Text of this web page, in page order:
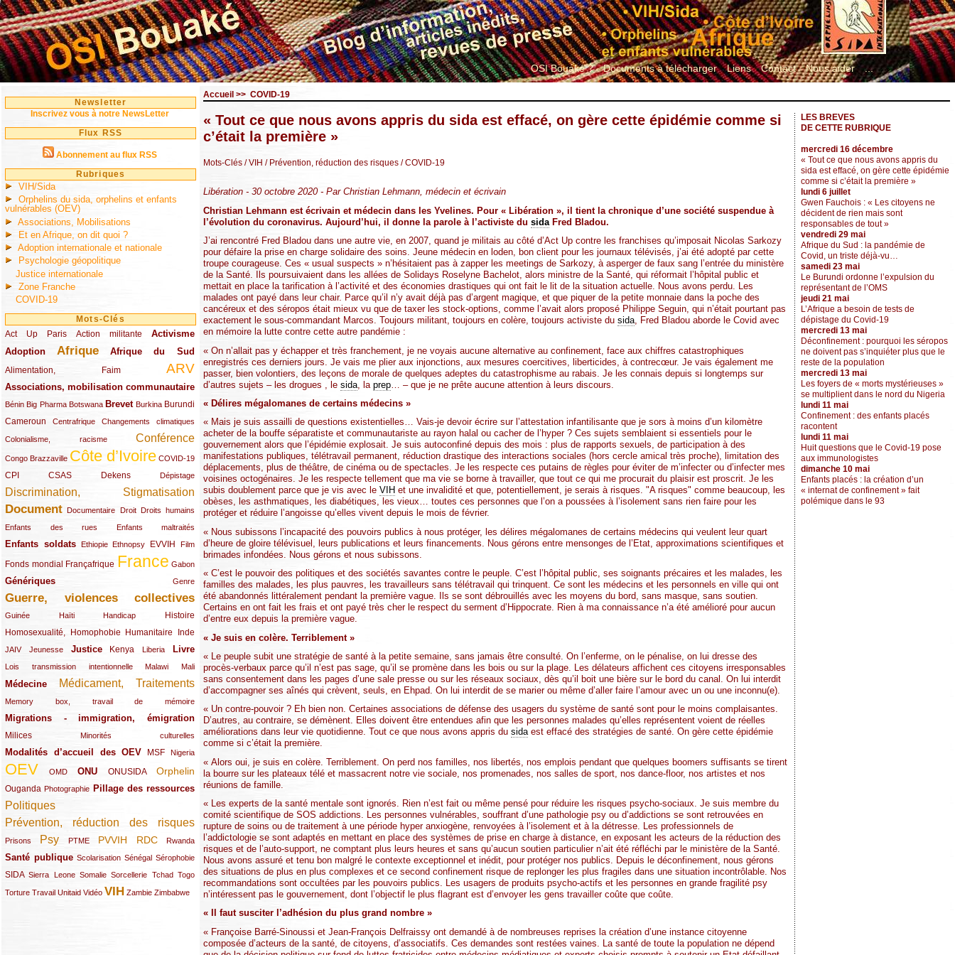
OSI Bouaké ? Documents à télécharger Liens Contact Nous aider ...
Newsletter
Inscrivez vous à notre NewsLetter
Flux RSS
Abonnement au flux RSS
Rubriques
VIH/Sida
Orphelins du sida, orphelins et enfants
vulnérables (OEV)
Associations, Mobilisations
Et en Afrique, on dit quoi ?
Adoption internationale et nationale
Psychologie géopolitique
Justice internationale
Zone Franche
COVID-19
Mots-Clés
Act Up Paris
(49/289) Action militante
(32/289) Activisme
(73/289)
Adoption
(82/289) Afrique
(161/289) Afrique du Sud
(73/289)
Alimentation, Faim
(48/289) ARV
(203/289)
Associations, mobilisation communautaire
(65/289)
Bénin
(13/289)Big Pharma
(16/289) Botswana
(9/289) Brevet
(83/289) Burkina
(18/289) Burundi
(30/289)
Cameroun
(47/289) Centrafrique
(23/289) Changements climatiques
(10/289)
Colonialisme, racisme
(19/289) Conférence
(118/289)
Congo Brazzaville
(24/289) Côte d’Ivoire
(263/289) COVID-19
(13/289)
CPI
(48/289) CSAS
(32/289) Dekens
(29/289) Dépistage
(19/289)
Discrimination, Stigmatisation
(131/289)
Document
(145/289) Documentaire
(9/289) Droit
(20/289) Droits humains
(22/289)
Enfants des rues
(21/289) Enfants maltraités
(10/289)
Enfants soldats
(68/289) Ethiopie
(12/289) Ethnopsy
(15/289) EVVIH
(55/289) Film
(22/289)
Fonds mondial
(48/289) Françafrique
(39/289) France
(289/289) Gabon
(12/289)
Génériques
(59/289) Genre
(22/289)
Guerre, violences collectives
(149/289)
Guinée
(12/289) Haïti
(15/289) Handicap
(10/289) Histoire
(49/289)
Homosexualité, Homophobie
(44/289) Humanitaire
(47/289) Inde
(34/289)
JAIV
(10/289)Jeunesse
(21/289) Justice
(65/289) Kenya
(35/289) Liberia
(25/289) Livre
(62/289)
Lois transmission intentionnelle
(24/289) Malawi
(11/289) Mali
(21/289)
Médecine
(62/289) Médicament, Traitements
(142/289)
Memory box, travail de mémoire
(11/289)
Migrations - immigration, émigration
(67/289)
Milices
(34/289) Minorités culturelles
(15/289)
Modalités d’accueil des OEV
(58/289) MSF
(54/289) Nigeria
(27/289)
OEV
(269/289) OMD
(26/289) ONU
(58/289) ONUSIDA
(44/289) Orphelin
(112/289)
Ouganda
(29/289) Photographie
(27/289) Pillage des ressources
(77/289)
Politiques
(120/289)
Prévention, réduction des risques
(131/289)
Prisons
(22/289) Psy
(119/289) PTME
(12/289) PVVIH
(111/289) RDC
(104/289) Rwanda
(23/289)
Santé publique
(59/289) Scolarisation
(9/289) Sénégal
(13/289) Sérophobie
(19/289)
SIDA
(29/289)Sierra Leone
(13/289) Somalie
(12/289) Sorcellerie
(19/289) Tchad
(10/289) Togo
(15/289)
Torture
(17/289)Travail
(21/289) Unitaid
(26/289) Vidéo
(23/289) VIH
(154/289) Zambie
(12/289) Zimbabwe
(21/289)
Accueil >> COVID-19
« Tout ce que nous avons appris du sida est effacé, on gère cette épidémie comme si
c’était la première »
Mots-Clés / VIH / Prévention, réduction des risques / COVID-19
Libération - 30 octobre 2020 - Par Christian Lehmann, médecin et écrivain
Christian Lehmann est écrivain et médecin dans les Yvelines. Pour « Libération », il tient la chronique d’une société suspendue à
l’évolution du coronavirus. Aujourd’hui, il donne la parole à l’activiste du sida Fred Bladou.
J’ai rencontré Fred Bladou dans une autre vie, en 2007, quand je militais au côté d’Act Up contre les franchises qu’imposait Nicolas Sarkozy
pour défaire la prise en charge solidaire des soins. Jeune médecin en loden, bon client pour les journaux télévisés, j’ai été adopté par cette
troupe courageuse. Ces « usual suspects » n’hésitaient pas à zapper les meetings de Sarkozy, à asperger de faux sang l’entrée du ministère
de la Santé. Ils poursuivaient dans les allées de Solidays Roselyne Bachelot, alors ministre de la Santé, qui réformait l’hôpital public et
mettait en place la tarification à l’activité et des économies drastiques qui ont fait le lit de la situation actuelle. Nous avons perdu. Les
malades ont payé dans leur chair. Parce qu’il n’y avait déjà pas d’argent magique, et que piquer de la petite monnaie dans la poche des
cancéreux et des séropos était mieux vu que de taxer les stock-options, comme l’avait alors proposé Philippe Seguin, qui n’était pourtant pas
exactement le sous-commandant Marcos. Toujours militant, toujours en colère, toujours activiste du sida, Fred Bladou aborde le Covid avec
en mémoire la lutte contre cette autre pandémie :
« On n’allait pas y échapper et très franchement, je ne voyais aucune alternative au confinement, face aux chiffres catastrophiques
enregistrés ces derniers jours. Je vais me plier aux injonctions, aux mesures coercitives, liberticides, à contrecœur. Je vais également me
passer, bien volontiers, des leçons de morale de quelques adeptes du catastrophisme au rabais. Je les connais depuis si longtemps sur
d’autres sujets – les drogues , le sida , la prep … – que je ne prête aucune attention à leurs discours.
« Délires mégalomanes de certains médecins »
« Mais je suis assailli de questions existentielles… Vais-je devoir écrire sur l’attestation infantilisante que je sors à moins d’un kilomètre
acheter de la bouffe séparatiste et communautariste au rayon halal ou cacher de l’hyper ? Ces sujets semblaient si essentiels pour le
gouvernement alors que l’épidémie explosait. Je suis autoconfiné depuis des mois : plus de rapports sexuels, de participation à des
manifestations publiques, télétravail permanent, réduction drastique des interactions sociales (hors cercle amical très proche), limitation des
déplacements, plus de théâtre, de cinéma ou de spectacles. Je les respecte ces putains de règles pour éviter de m’infecter ou d’infecter mes
voisines octogénaires. Je les respecte tellement que ma vie se borne à travailler, que tout ce qui me procurait du plaisir est proscrit. Je les
subis doublement parce que je vis avec le VIH et une invalidité et que, potentiellement, je serais à risques. "A risques" comme beaucoup, les
obèses, les asthmatiques, les diabétiques, les vieux… toutes ces personnes que l’on a poussées à l’isolement sans rien faire pour les
protéger et réduire l’angoisse qu’elles vivent depuis le mois de février.
« Nous subissons l’incapacité des pouvoirs publics à nous protéger, les délires mégalomanes de certains médecins qui veulent leur quart
d’heure de gloire télévisuel, leurs publications et leurs financements. Nous gérons entre mensonges de l’Etat, approximations scientifiques et
brimades infondées. Nous gérons et nous subissons.
« C’est le pouvoir des politiques et des sociétés savantes contre le peuple. C’est l’hôpital public, ses soignants précaires et les malades, les
familles des malades, les plus pauvres, les travailleurs sans télétravail qui trinquent. Ce sont les médecins et les personnels en ville qui ont
été abandonnés littéralement pendant la première vague. Ils se sont débrouillés avec les moyens du bord, sans masque, sans soutien.
Certains en ont fait les frais et ont payé très cher le respect du serment d’Hippocrate. Rien à ma connaissance n’a été amélioré pour aucun
d’entre eux depuis la première vague.
« Je suis en colère. Terriblement »
« Le peuple subit une stratégie de santé à la petite semaine, sans jamais être consulté. On l’enferme, on le pénalise, on lui dresse des
procès-verbaux parce qu’il n’est pas sage, qu’il se promène dans les bois ou sur la plage. Les délateurs affichent ces citoyens irresponsables
sans consentement dans les pages d’une sale presse ou sur les réseaux sociaux, dès qu’il boit une bière sur le bord du canal. On lui interdit
d’accompagner ses aînés qui crèvent, seuls, en Ehpad. On lui interdit de se marier ou même d’aller faire l’amour avec un ou une inconnu(e).
« Un contre-pouvoir ? Eh bien non. Certaines associations de défense des usagers du système de santé sont pour le moins complaisantes.
D’autres, au contraire, se démènent. Elles doivent être entendues afin que les personnes malades qu’elles représentent voient de réelles
améliorations dans leur vie quotidienne. Tout ce que nous avons appris du sidaest effacé des stratégies de santé. On gère cette épidémie
comme si c’était la première.
« Alors oui, je suis en colère. Terriblement. On perd nos familles, nos libertés, nos emplois pendant que quelques boomers suffisants se tirent
la bourre sur les plateaux télé et massacrent notre vie sociale, nos promenades, nos salles de sport, nos dance-floor, nos artistes et nos
réunions de famille.
« Les experts de la santé mentale sont ignorés. Rien n’est fait ou même pensé pour réduire les risques psycho-sociaux. Je suis membre du
comité scientifique de SOS addictions. Les personnes vulnérables, souffrant d’une pathologie psy ou d’addictions se sont retrouvées en
rupture de soins ou de traitement à une période hyper anxiogène, renvoyées à l’isolement et à la détresse. Les professionnels de
l’addictologie se sont adaptés en mettant en place des systèmes de prise en charge à distance, en exposant les acteurs de la réduction des
risques et de l’auto-support, ne comptant plus leurs heures et sans qu’aucun soutien particulier n’ait été réfléchi par le ministère de la Santé.
Nous avons assuré et tenu bon malgré le contexte exceptionnel et inédit, pour protéger nos publics. Depuis le déconfinement, nous gérons
des situations de plus en plus complexes et ce second confinement risque de replonger les plus fragiles dans une situation incontrôlable. Nos
recommandations sont occultées par les pouvoirs publics. Les usagers de produits psycho-actifs et les personnes en grande fragilité psy
n’intéressent pas le gouvernement, dont l’objectif le plus flagrant est d’envoyer les gens travailler coûte que coûte.
« Il faut susciter l’adhésion du plus grand nombre »
« Françoise Barré-Sinoussi et Jean-François Delfraissy ont demandé à de nombreuses reprises la création d’une instance citoyenne
composée d’acteurs de la santé, de citoyens, d’associatifs. Ces demandes sont restées vaines. La santé de toute la population ne dépend
LES BREVES
DE CETTE RUBRIQUE
mercredi 16 décembre
« Tout ce que nous avons appris du
sida est effacé, on gère cette épidémie
comme si c’était la première »
lundi 6 juillet
Gwen Fauchois : « Les citoyens ne
décident de rien mais sont
responsables de tout »
vendredi 29 mai
Afrique du Sud : la pandémie de
Covid, un triste déjà-vu…
samedi 23 mai
Le Burundi ordonne l’expulsion du
représentant de l’OMS
jeudi 21 mai
L’Afrique a besoin de tests de
dépistage du Covid-19
mercredi 13 mai
Déconfinement : pourquoi les séropos
ne doivent pas s’inquiéter plus que le
reste de la population
mercredi 13 mai
Les foyers de « morts mystérieuses »
se multiplient dans le nord du Nigeria
lundi 11 mai
Confinement : des enfants placés
racontent
lundi 11 mai
Huit questions que le Covid-19 pose
aux immunologistes
dimanche 10 mai
Enfants placés : la création d’un
« internat de confinement » fait
polémique dans le 93